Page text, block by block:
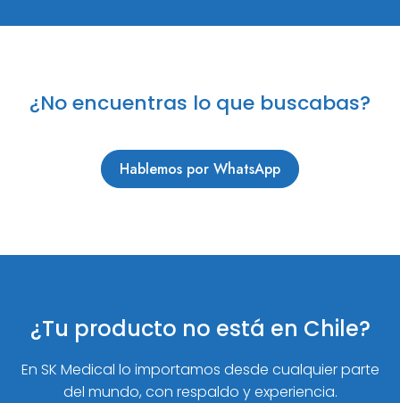
¿No encuentras lo que buscabas?
Hablemos por WhatsApp
¿Tu producto no está en Chile?
En SK Medical lo importamos desde cualquier parte
del mundo, con respaldo y experiencia.